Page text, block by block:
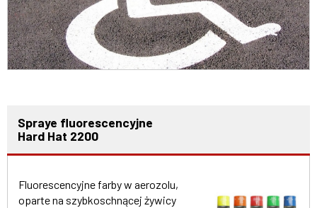
Spraye fluorescencyjne
Hard Hat 2200
Fluorescencyjne farby w aerozolu,
oparte na szybkoschnącej żywicy